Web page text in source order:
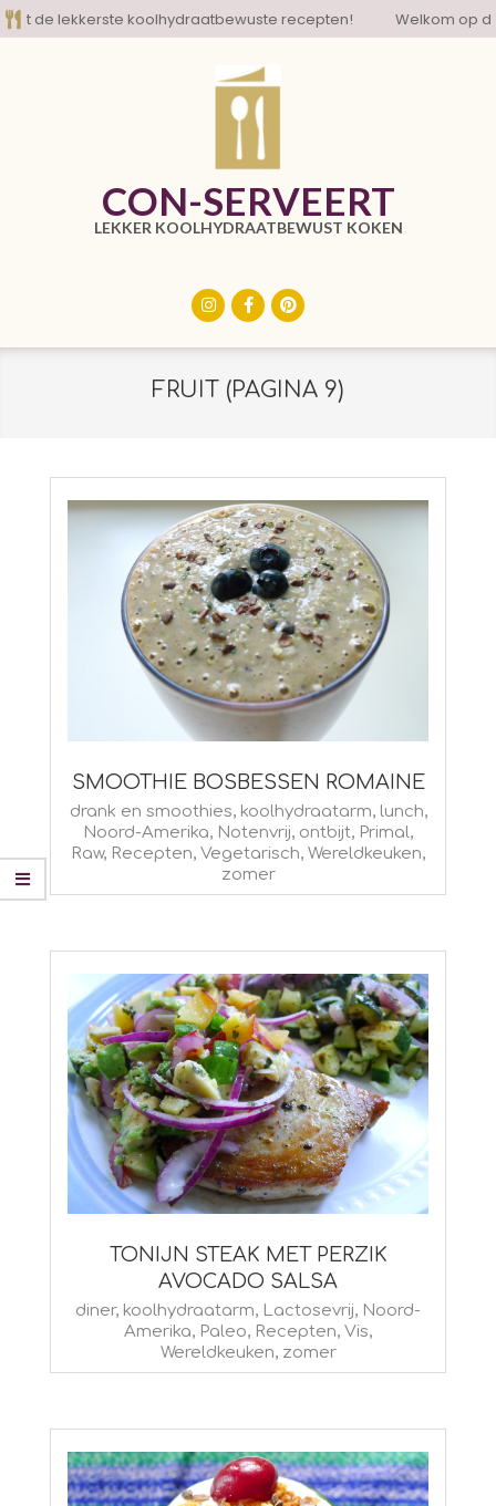
Skip
to
de lekkerste koolhydraatbewuste recepten! Welkom op de
CON-SERVEERT
LEKKER KOOLHYDRAATBEWUST KOKEN
FRUIT (PAGINA 9)
SMOOTHIE BOSBESSEN ROMAINE
2015-
08-
25
drank en smoothies, koolhydraatarm, lunch,
Noord-Amerika, Notenvrij, ontbijt, Primal,
Raw, Recepten, Vegetarisch, Wereldkeuken,
zomer
TONIJN STEAK MET PERZIK
AVOCADO SALSA
2015-
diner, koolhydraatarm, Lactosevrij, Noord-
Amerika, Paleo, Recepten, Vis,
Wereldkeuken, zomer